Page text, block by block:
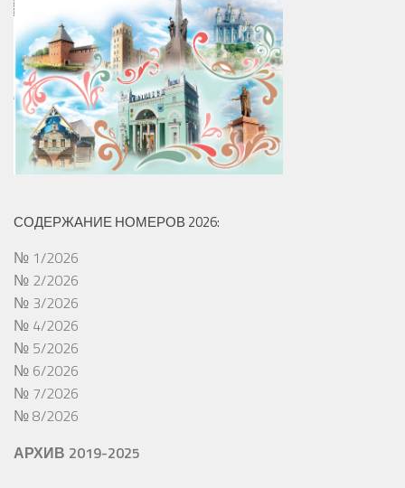
СОДЕРЖАНИЕ НОМЕРОВ 2026:
№ 1/2026
№ 2/2026
№ 3/2026
№ 4/2026
№ 5/2026
№ 6/2026
№ 7/2026
№ 8/2026
АРХИВ 2019-2025